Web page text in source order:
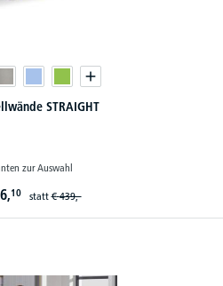
STRAIGHT
zur Auswahl
10 statt€ 439,-